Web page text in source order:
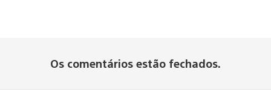
Os comentários estão fechados.